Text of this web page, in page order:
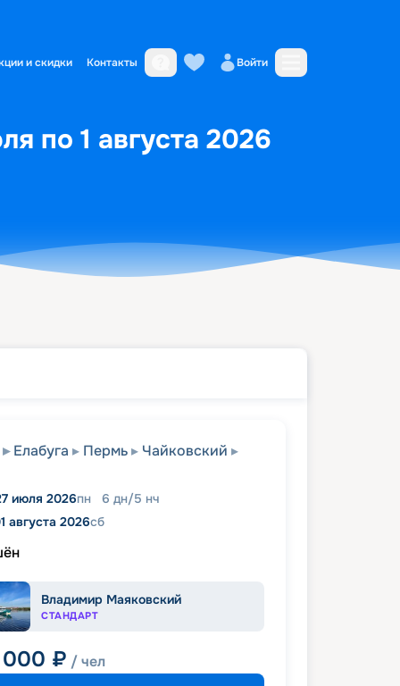
и скидки Контакты Войти
по 1 августа 2026
Елабуга Пермь
Чайковский
июля 2026пн 6 дн/5 нч
августа 2026сб
Владимир Маяковский
СТАНДАРТ
₽ / чел